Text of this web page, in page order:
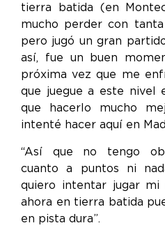
tierra batida (en
mucho perder con
pero jugó un gran
así, fue un buen
próxima vez que me
que juegue a este nivel
que hacerlo mucho
intenté hacer aquí en
“Así que no tengo
cuanto a puntos ni
quiero intentar jugar
ahora en tierra batida
en pista dura”.